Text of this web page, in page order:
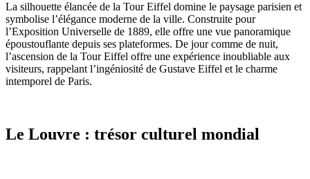
La silhouette élancée de la Tour Eiffel domine le paysage parisien et
symbolise l’élégance moderne de la ville. Construite pour
l’Exposition Universelle de 1889, elle offre une vue panoramique
époustouflante depuis ses plateformes. De jour comme de nuit,
l’ascension de la Tour Eiffel offre une expérience inoubliable aux
visiteurs, rappelant l’ingéniosité de Gustave Eiffel et le charme
intemporel de Paris.
Le Louvre : trésor culturel mondial